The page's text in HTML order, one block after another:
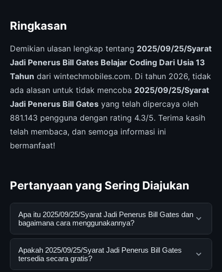
Ringkasan
Demikian ulasan lengkap tentang 2025/09/25/Syarat
Jadi Penerus Bill Gates Belajar Coding Dari Usia 13
Tahun dari wintechmobiles.com. Di tahun 2026, tidak
ada alasan untuk tidak mencoba 2025/09/25/Syarat
Jadi Penerus Bill Gates yang telah dipercaya oleh
881.143 pengguna dengan rating 4.3/5. Terima kasih
telah membaca, dan semoga informasi ini
bermanfaat!
Pertanyaan yang Sering Diajukan
Apa itu 2025/09/25/Syarat Jadi Penerus Bill Gates dan
bagaimana cara menggunakannya?
2025/09/25/Syarat Jadi Penerus Bill Gates adalah
layanan digital yang dirancang untuk membantu
pengguna mendapatkan informasi lengkap dan
Apakah 2025/09/25/Syarat Jadi Penerus Bill Gates
tersedia secara gratis?